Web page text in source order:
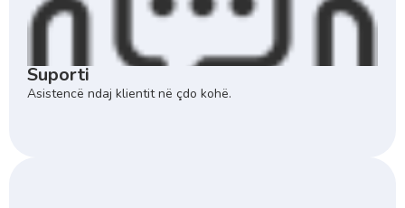
Suporti
Asistencë ndaj klientit në çdo kohë.